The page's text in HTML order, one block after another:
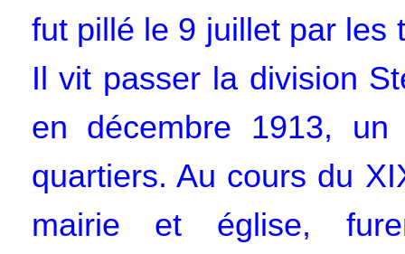
fut pillé le 9 juillet par les
Il vit passer la division
en décembre 1913,
quartiers. Au cours du
mairie et église,